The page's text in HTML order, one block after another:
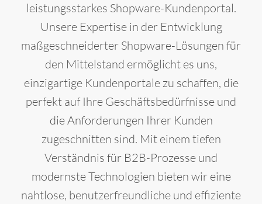
leistungsstarkes Shopware-Kundenportal.
Unsere Expertise in der Entwicklung
maßgeschneiderter Shopware-Lösungen für
den Mittelstand ermöglicht es uns,
einzigartige Kundenportale zu schaffen, die
perfekt auf Ihre Geschäftsbedürfnisse und
die Anforderungen Ihrer Kunden
zugeschnitten sind. Mit einem tiefen
Verständnis für B2B-Prozesse und
modernste Technologien bieten wir eine
nahtlose, benutzerfreundliche und effiziente